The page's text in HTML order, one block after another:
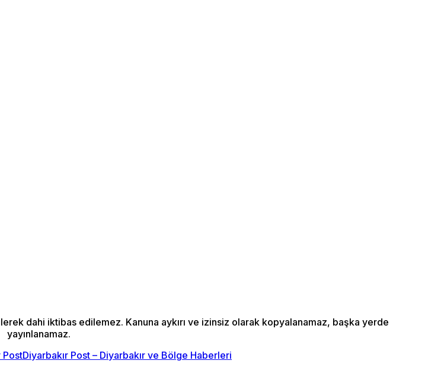
dahi iktibas edilemez. Kanuna aykırı ve izinsiz olarak kopyalanamaz, başka yerde
yayınlanamaz.